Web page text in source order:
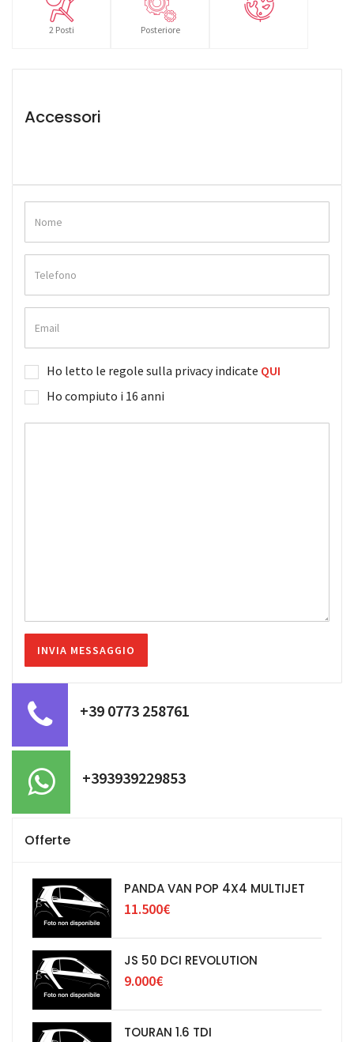
2 Posti Posteriore
Accessori
Ho letto le regole sulla privacy indicate QUI
Ho compiuto i 16 anni
+39 0773 258761
+393939229853
Offerte
PANDA VAN POP 4X4 MULTIJET
11.500€
JS 50 DCI REVOLUTION
9.000€
TOURAN 1.6 TDI